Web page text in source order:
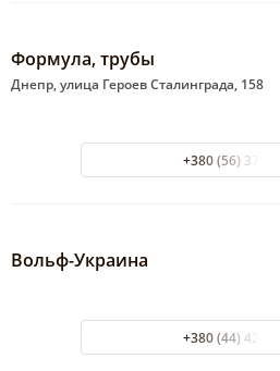
Формула, трубы
Днепр, улица Героев Сталинграда, 158
+380 (56) 378-
Вольф-Украина
+380 (44) 426-